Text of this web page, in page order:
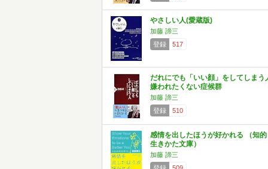
やさしい人(愛蔵版)
加藤 諦三
登録
517
だれにでも「いい顔」をしてしまう
嫌われたくない症候群
加藤 諦三
登録
510
感情を出したほうが好かれる （知的
生きかた文庫）
加藤 諦三